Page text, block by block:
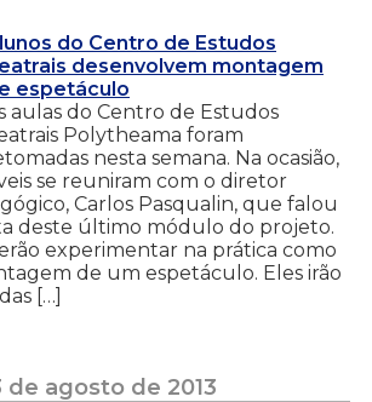
do Centro de Estudos
desenvolvem montagem
espetáculo
aulas do Centro de Estudos
Polytheama foram
nesta semana. Na ocasião,
se reuniram com o diretor
Carlos Pasqualin, que falou
deste último módulo do projeto.
experimentar na prática como
de um espetáculo. Eles irão
[…]
de agosto de 2013